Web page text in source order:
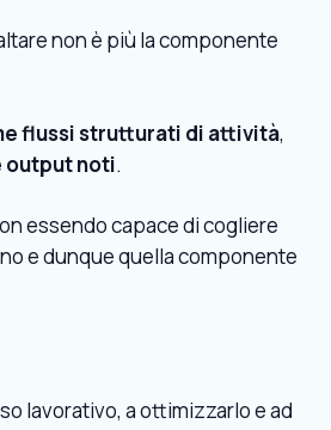
non è più la componente
flussi strutturati di attività,
output noti.
essendo capace di cogliere
e dunque quella componente
lavorativo, a ottimizzarlo e ad